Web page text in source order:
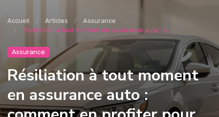
Accueil Articles
Assurance
Résiliation à tout moment en assurance auto : c...
Assurance
Résiliation à tout moment
en assurance auto :